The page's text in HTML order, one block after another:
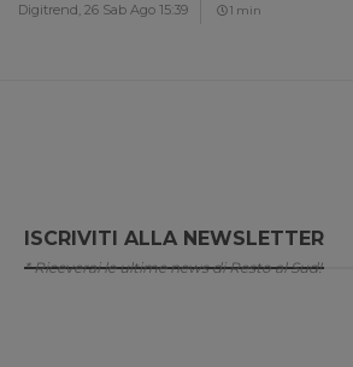
Digitrend, 26 Sab Ago 15:39 1 min
ISCRIVITI ALLA NEWSLETTER
* Riceverai le ultime news di Resto al Sud!